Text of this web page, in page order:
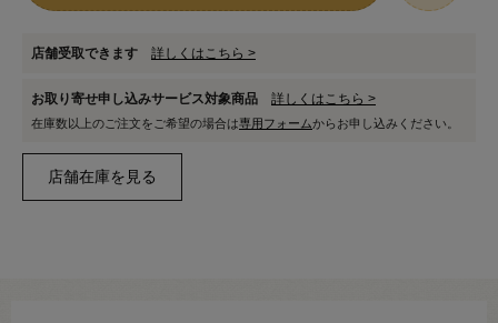
店舗受取できます 詳しくはこちら >
お取り寄せ申し込みサービス対象商品 詳しくはこちら >
在庫数以上のご注文をご希望の場合は専用フォームからお申し込みください。